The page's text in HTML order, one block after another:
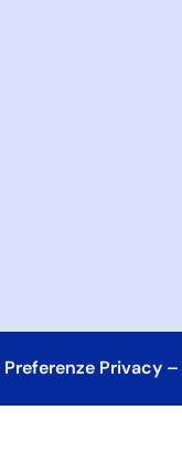
Preferenze Privacy–